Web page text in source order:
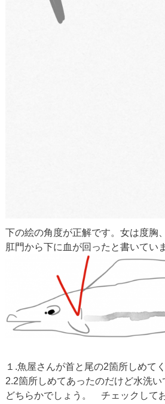
下の絵の角度が正解です。女は度胸
肛門から下に血が回ったと書いてい
１.魚屋さんが首と尾の2箇所しめて
2.2箇所しめてあったのだけど水洗
どちらかでしょう。 チェックして